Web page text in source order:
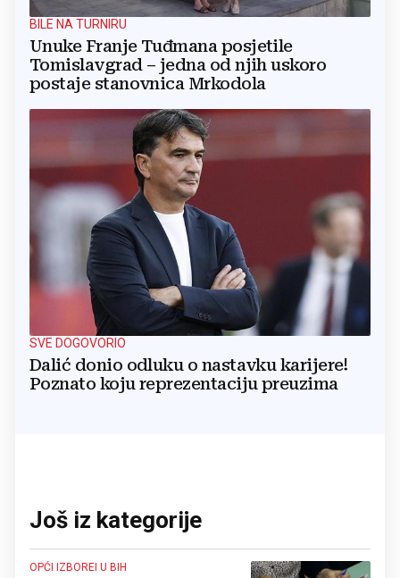
BILE NA TURNIRU
Unuke Franje Tuđmana posjetile
Tomislavgrad – jedna od njih uskoro
postaje stanovnica Mrkodola
SVE DOGOVORIO
Dalić donio odluku o nastavku karijere!
Poznato koju reprezentaciju preuzima
Još iz kategorije
OPĆI IZBOREI U BIH